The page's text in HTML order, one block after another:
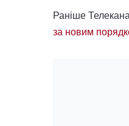
Раніше
за новим